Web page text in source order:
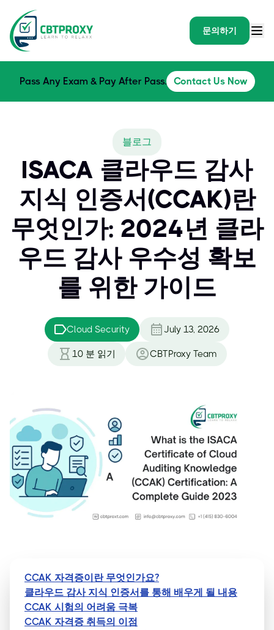
문의하기
Pass Any Exam & Pay After Pass. Contact Us Now
블로그
ISACA 클라우드 감사
지식 인증서(CCAK)란
무엇인가: 2024년 클라
우드 감사 우수성 확보
를 위한 가이드
Cloud Security July 13, 2026
10 분 읽기 CBTProxy Team
CCAK 자격증이란 무엇인가요?
클라우드 감사 지식 인증서를 통해 배우게 될 내용
CCAK 시험의 어려움 극복
CCAK 자격증 취득의 이점